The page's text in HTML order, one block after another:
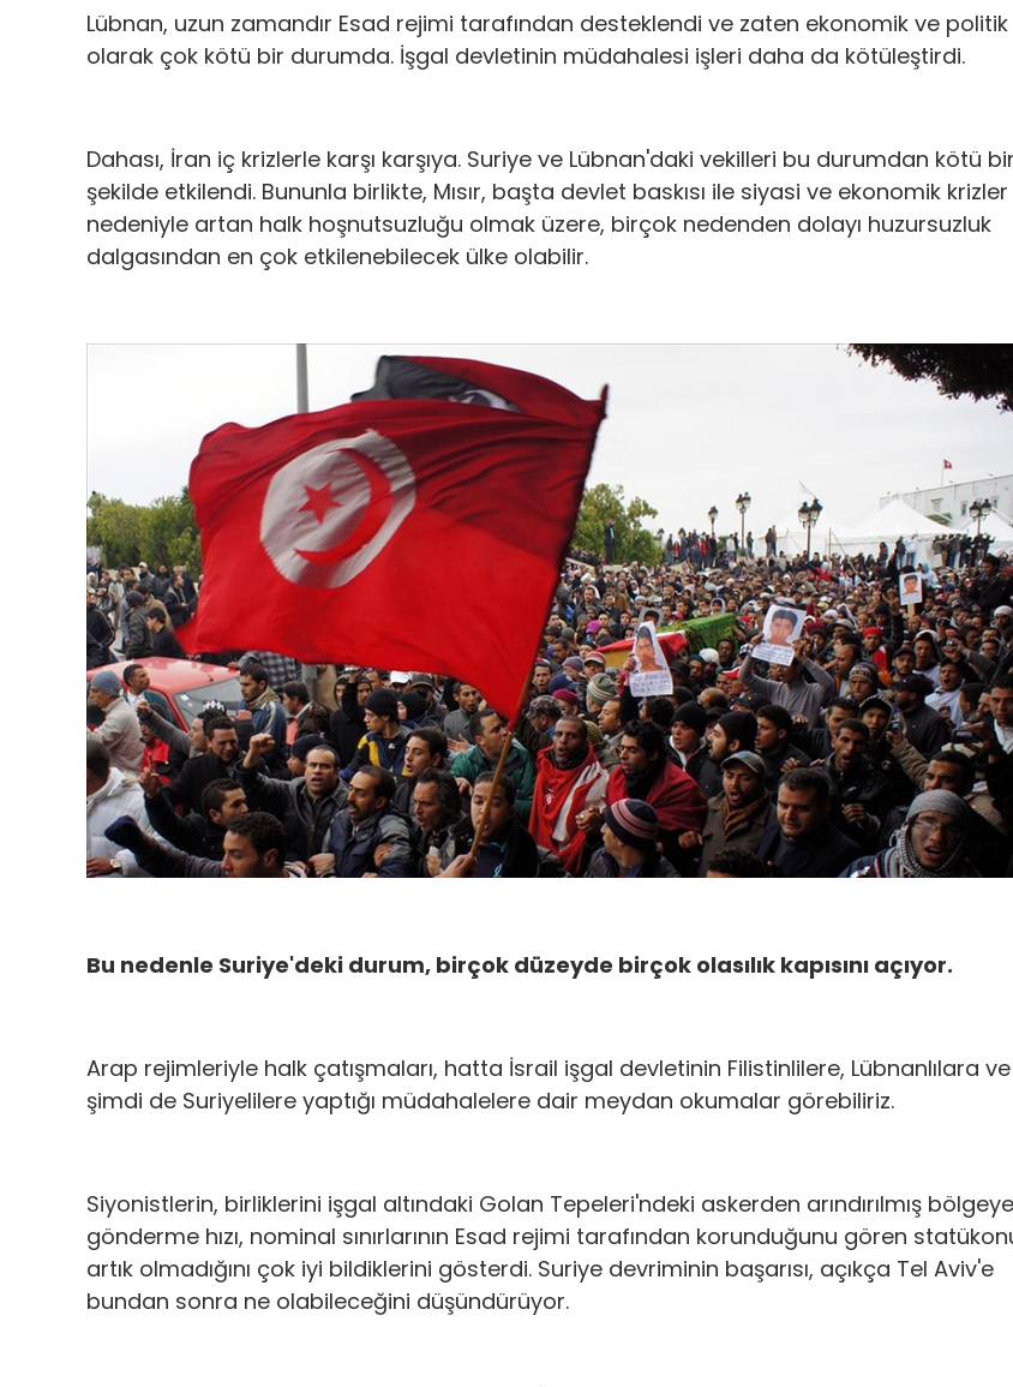
Lübnan, uzun zamandır Esad rejimi tarafından desteklendi ve zaten ekonomik ve politik
olarak çok kötü bir durumda. İşgal devletinin müdahalesi işleri daha da kötüleştirdi.
Dahası, İran iç krizlerle karşı karşıya. Suriye ve Lübnan'daki vekilleri bu durumdan kötü bir
şekilde etkilendi. Bununla birlikte, Mısır, başta devlet baskısı ile siyasi ve ekonomik krizler
nedeniyle artan halk hoşnutsuzluğu olmak üzere, birçok nedenden dolayı huzursuzluk
dalgasından en çok etkilenebilecek ülke olabilir.
Bu nedenle Suriye'deki durum, birçok düzeyde birçok olasılık kapısını açıyor.
Arap rejimleriyle halk çatışmaları, hatta İsrail işgal devletinin Filistinlilere, Lübnanlılara ve
şimdi de Suriyelilere yaptığı müdahalelere dair meydan okumalar görebiliriz.
Siyonistlerin, birliklerini işgal altındaki Golan Tepeleri'ndeki askerden arındırılmış bölgeye
gönderme hızı, nominal sınırlarının Esad rejimi tarafından korunduğunu gören
artık olmadığını çok iyi bildiklerini gösterdi. Suriye devriminin başarısı, açıkça Tel Aviv'e
bundan sonra ne olabileceğini düşündürüyor.